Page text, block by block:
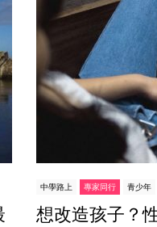
中學路上 專家同行 青少年
想改造孩子？